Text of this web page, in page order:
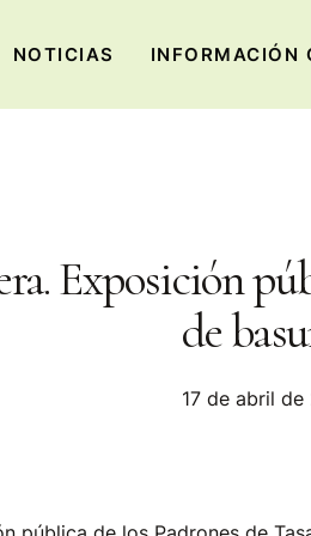
NOTICIAS INFORMACIÓN
Exposición
de
17 de abril de